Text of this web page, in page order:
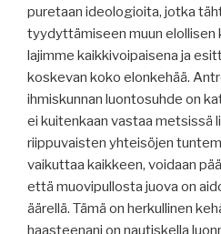
puretaan ideologioita, jotka
tyydyttämiseen muun elollisen
lajimme kaikkivoipaisena ja
koskevan koko elonkehää.
ihmiskunnan luontosuhde on
ei kuitenkaan vastaa metsissä
riippuvaisten yhteisöjen
vaikuttaa kaikkeen, voidaan
että muovipullosta juova on
äärellä. Tämä on herkullinen
haasteenani on nautiskella